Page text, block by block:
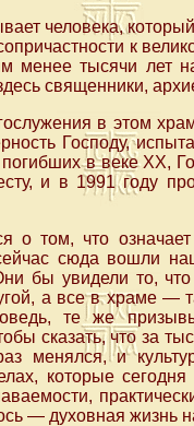
человека,
к
менее тысячи лет
священники,
в этом
Господу,
в веке XX,
и в 1991 году
о том, что
сюда вошли
бы увидели то,
а все в храме —
те же
сказать, что за
менялся, и
которые
— духовная жизнь